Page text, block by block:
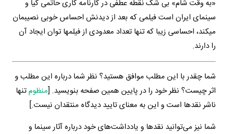
«به وقت شام» بی شک نقطه عطفی در کارنامه کاری حاتمی کیا و
سینمای ایران است فیلمی که بعد از دیدنش احساس خوبی نصیبمان
میکند، احساسی زیبا که تنها تعداد معدودی از فیلمها توان ایجاد آن
را دارند.
شما چقدر با این مطلب موافق هستید؟ نظر شما درباره این مطلب و
اثر چیست؟ نظر خود را در پایین همین صفحه بنویسید. [منظومتنها
ناشر نقدها است و این به معنای تایید دیدگاه منتقدان نیست.]
شما نیز می‌توانید نقدها و یادداشت‌های خود درباره آثار سینما و